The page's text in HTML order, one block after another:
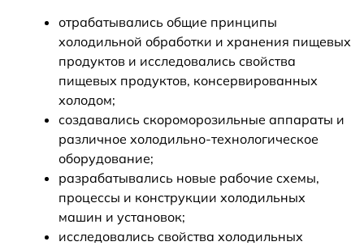
отрабатывались общие принципы
холодильной обработки и хранения пищевых
продуктов и исследовались свойства
пищевых продуктов, консервированных
холодом;
создавались скороморозильные аппараты и
различное холодильно-технологическое
оборудование;
разрабатывались новые рабочие схемы,
процессы и конструкции холодильных
машин и установок;
исследовались свойства холодильных